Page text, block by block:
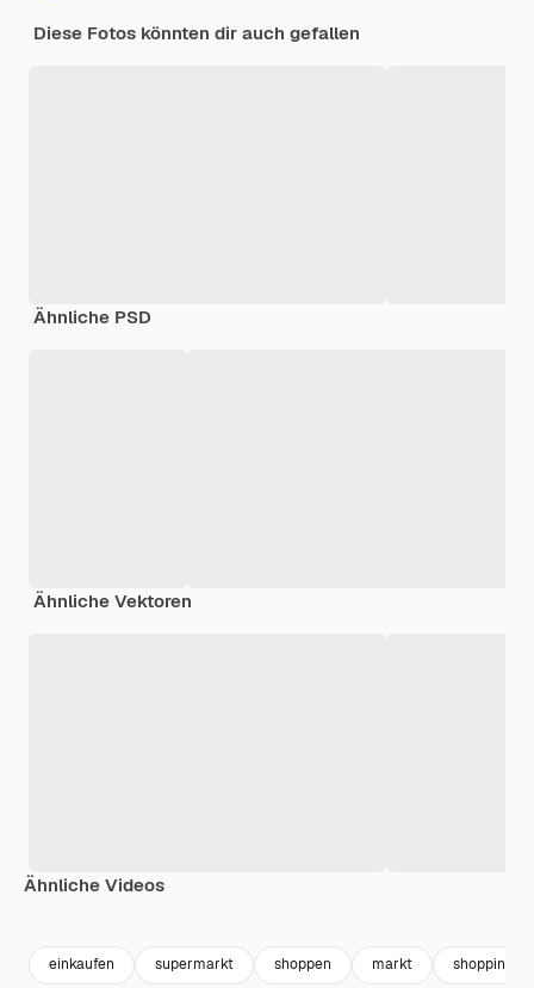
Diese Fotos könnten dir auch gefallen
Ähnliche PSD
Ähnliche Vektoren
Ähnliche Videos
einkaufen supermarkt shoppen markt shopping